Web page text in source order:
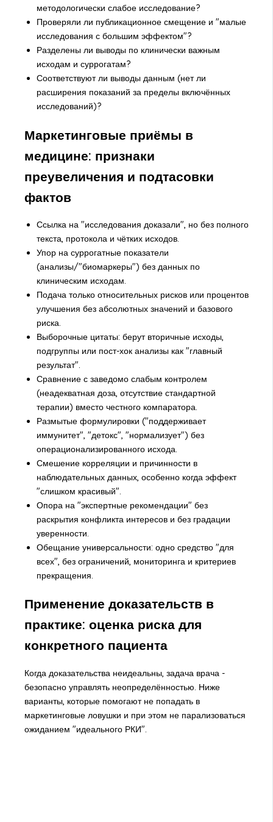
методологически слабое исследование?
Проверяли ли публикационное смещение и "малые
исследования с большим эффектом"?
Разделены ли выводы по клинически важным
исходам и суррогатам?
Соответствуют ли выводы данным (нет ли
расширения показаний за пределы включённых
исследований)?
Маркетинговые приёмы в
медицине: признаки
преувеличения и подтасовки
фактов
Ссылка на "исследования доказали", но без полного
текста, протокола и чётких исходов.
Упор на суррогатные показатели
(анализы/"биомаркеры") без данных по
клиническим исходам.
Подача только относительных рисков или процентов
улучшения без абсолютных значений и базового
риска.
Выборочные цитаты: берут вторичные исходы,
подгруппы или пост-хок анализы как "главный
результат".
Сравнение с заведомо слабым контролем
(неадекватная доза, отсутствие стандартной
терапии) вместо честного компаратора.
Размытые формулировки ("поддерживает
иммунитет", "детокс", "нормализует") без
операционализированного исхода.
Смешение корреляции и причинности в
наблюдательных данных, особенно когда эффект
"слишком красивый".
Опора на "экспертные рекомендации" без
раскрытия конфликта интересов и без градации
уверенности.
Обещание универсальности: одно средство "для
всех", без ограничений, мониторинга и критериев
прекращения.
Применение доказательств в
практике: оценка риска для
конкретного пациента
Когда доказательства неидеальны, задача врача -
безопасно управлять неопределённостью. Ниже
варианты, которые помогают не попадать в
маркетинговые ловушки и при этом не парализоваться
ожиданием "идеального РКИ".